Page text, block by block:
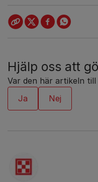
Hjälp oss att
Var den här artikeln till